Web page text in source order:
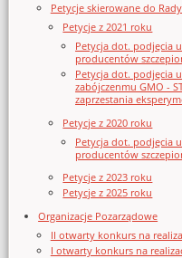
Petycje skierowane do
Petycje z 2021 roku
Petycja dot. podjęcia
producentów
Petycja dot. podjęcia
zabójczenmu GMO -
zaprzestania
Petycje z 2020 roku
Petycja dot. podjęcia
producentów
Petycje z 2023 roku
Petycje z 2025 roku
Organizacje Pozarządowe
II otwarty konkurs na
I otwarty konkurs na